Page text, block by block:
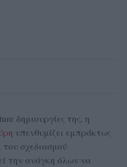
δημιουργίες της, η
υπενθυμίζει εμπράκτως
του σχεδιασμού
την ανάγκη όλων να